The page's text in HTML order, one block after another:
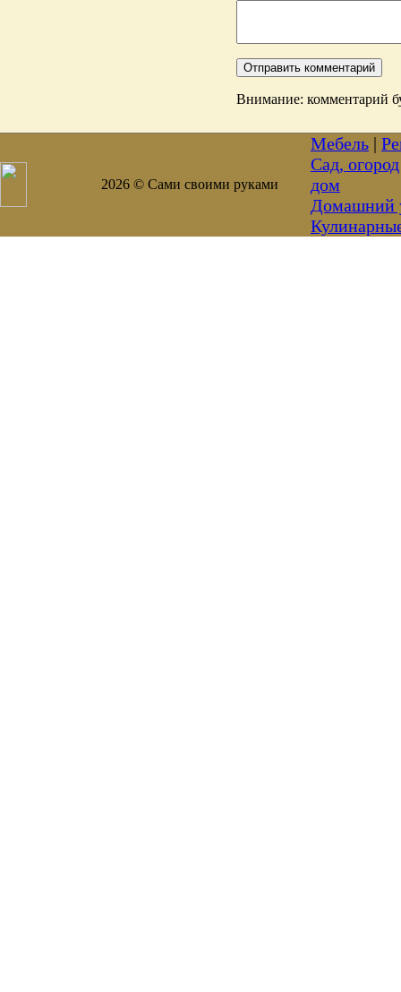
Внимание: комментарий
2026 © Сами своими руками
Мебель |
Сад, огород
дом
Домашний